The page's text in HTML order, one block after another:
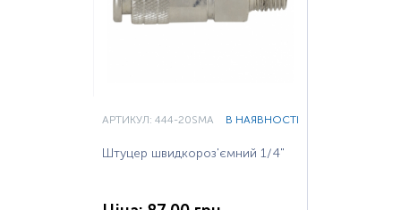
АРТИКУЛ: 444-20SMA В НАЯВНОСТІ
Штуцер швидкороз'ємний 1/4"